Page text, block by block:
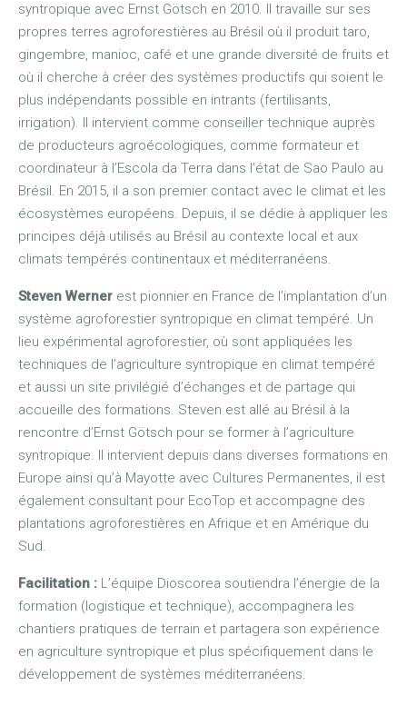
syntropique avec Ernst Götsch en 2010. Il travaille sur ses
propres terres agroforestières au Brésil où il produit taro,
gingembre, manioc, café et une grande diversité de fruits et
où il cherche à créer des systèmes productifs qui soient le
plus indépendants possible en intrants (fertilisants,
irrigation). Il intervient comme conseiller technique auprès
de producteurs agroécologiques, comme formateur et
coordinateur à l’Escola da Terra dans l’état de Sao Paulo au
Brésil. En 2015, il a son premier contact avec le climat et les
écosystèmes européens. Depuis, il se dédie à appliquer les
principes déjà utilisés au Brésil au contexte local et aux
climats tempérés continentaux et méditerranéens.
Steven Werner est pionnier en France de l’implantation d’un
système agroforestier syntropique en climat tempéré. Un
lieu expérimental agroforestier, où sont appliquées les
techniques de l’agriculture syntropique en climat tempéré
et aussi un site privilégié d’échanges et de partage qui
accueille des formations. Steven est allé au Brésil à la
rencontre d’Ernst Götsch pour se former à l’agriculture
syntropique. Il intervient depuis dans diverses formations en
Europe ainsi qu’à Mayotte avec Cultures Permanentes, il est
également consultant pour EcoTop et accompagne des
plantations agroforestières en Afrique et en Amérique du
Sud.
Facilitation : L’équipe Dioscorea soutiendra l’énergie de la
formation (logistique et technique), accompagnera les
chantiers pratiques de terrain et partagera son expérience
en agriculture syntropique et plus spécifiquement dans le
développement de systèmes méditerranéens.